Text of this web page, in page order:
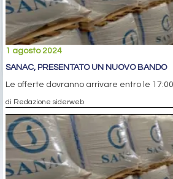
1 agosto 2024
SANAC, PRESENTATO UN NUOVO BANDO
Le offerte dovranno arrivare entro le
di Redazione siderweb